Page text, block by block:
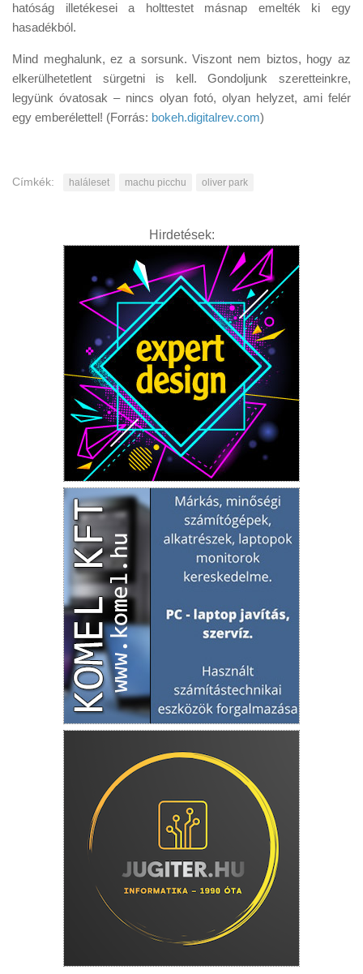
hatóság illetékesei a holttestet másnap emelték ki egy
hasadékból.
Mind meghalunk, ez a sorsunk. Viszont nem biztos, hogy az
elkerülhetetlent sürgetni is kell. Gondoljunk szeretteinkre,
legyünk óvatosak – nincs olyan fotó, olyan helyzet, ami felér
egy emberélettel! (Forrás: bokeh.digitalrev.com)
Címkék: haláleset machu picchu oliver park
Hirdetések: